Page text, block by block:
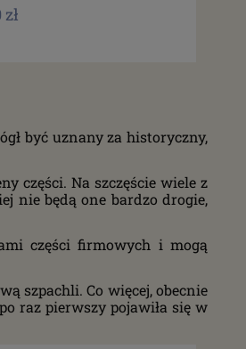
być uznany za historyczny,
części. Na szczęście wiele z
nie będą one bardzo drogie,
części firmowych i mogą
szpachli. Co więcej, obecnie
raz pierwszy pojawiła się w